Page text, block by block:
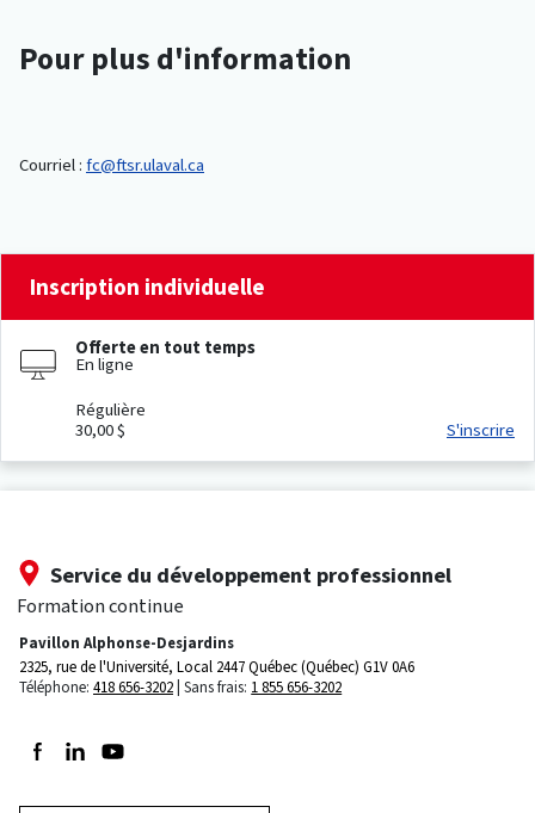
Pour plus d'information
Courriel : fc@ftsr.ulaval.ca
Inscription individuelle
Offerte en tout temps
En ligne
Régulière
30,00 $
S'inscrire
Service du développement professionnel
Formation continue
Pavillon Alphonse-Desjardins
2325, rue de l'Université, Local 2447Québec (Québec) G1V 0A6
Téléphone: 418 656-3202 Sans frais: 1 855 656-3202
Suivez-nous sur Facebook
Suivez-nous sur LinkedIn
Suivez-nous sur Youtube